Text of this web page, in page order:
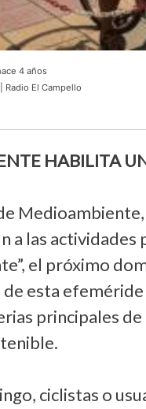
4 años
| Radio El Campello
HABILITA
a las
el próximo
de esta
principales
ciclistas o